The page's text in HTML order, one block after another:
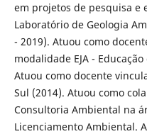
em projetos de pesquisa e
Laboratório de Geologia
- 2019). Atuou como
modalidade EJA -
Atuou como docente
Sul (2014). Atuou como
Consultoria Ambiental na
Licenciamento Ambiental.